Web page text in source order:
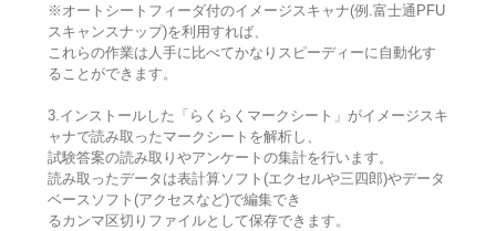
※オートシートフィーダ付のイメージスキャナ(例.富士通PFU
スキャンスナップ)を利用すれば、
これらの作業は人手に比べてかなりスピーディーに自動化す
ることができます。
3.インストールした「らくらくマークシート」がイメージスキ
ャナで読み取ったマークシートを解析し、
試験答案の読み取りやアンケートの集計を行います。
読み取ったデータは表計算ソフト(エクセルや三四郎)やデータ
ベースソフト(アクセスなど)で編集でき
るカンマ区切りファイルとして保存できます。